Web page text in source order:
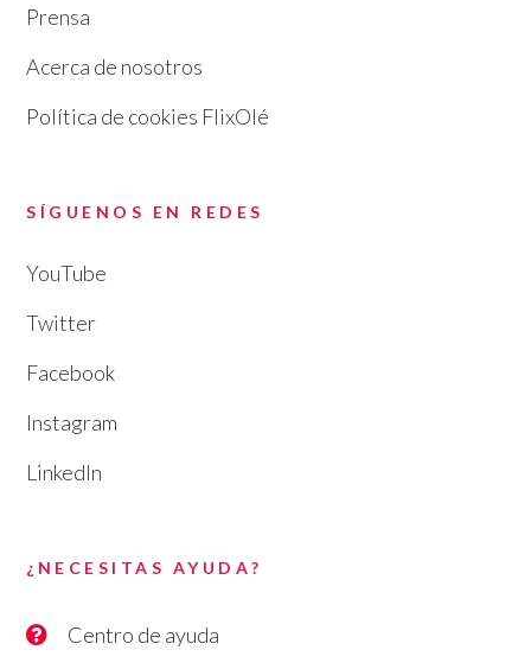
Prensa
Acerca de nosotros
Política de cookies FlixOlé
SÍGUENOS EN REDES
YouTube
Twitter
Facebook
Instagram
LinkedIn
¿NECESITAS AYUDA?
Centro de ayuda